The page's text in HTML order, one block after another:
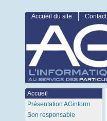
Accueil du site Contact
Accueil
Présentation AGinform
Son responsable